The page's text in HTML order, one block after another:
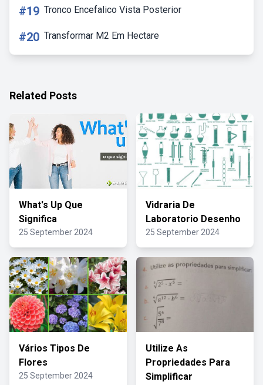
#19 Tronco Encefalico Vista Posterior
#20 Transformar M2 Em Hectare
Related Posts
What's Up Que
Significa
25 September 2024
Vidraria De
Laboratorio Desenho
25 September 2024
Vários Tipos De
Flores
25 September 2024
Utilize As
Propriedades Para
Simplificar